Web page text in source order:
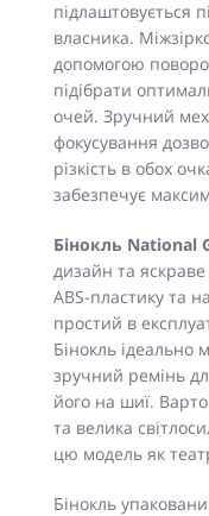
підлаштовується
власника.
допомогою
підібрати
очей. Зручний
фокусування
різкість в обох
забезпечує
Бінокль National
дизайн та
ABS-пластику та
простий в
Бінокль ідеально
зручний ремінь
його на шиї.
та велика
цю модель як
Бінокль